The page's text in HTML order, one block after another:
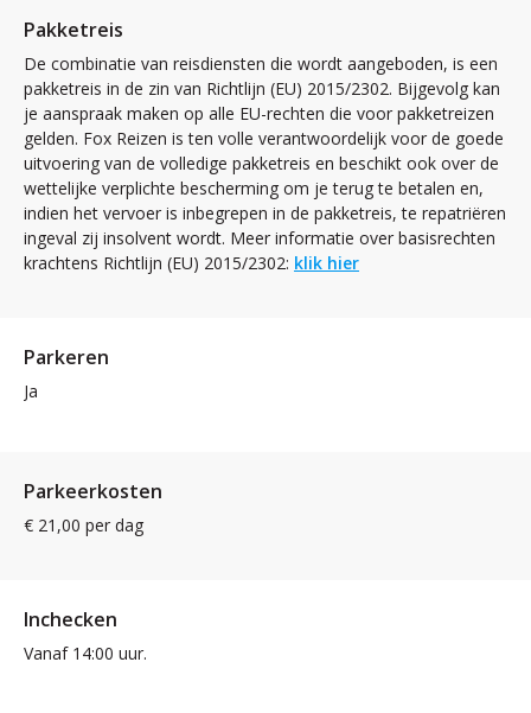
Pakketreis
De combinatie van reisdiensten die wordt aangeboden, is een
pakketreis in de zin van Richtlijn (EU) 2015/2302. Bijgevolg kan
je aanspraak maken op alle EU-rechten die voor pakketreizen
gelden. Fox Reizen is ten volle verantwoordelijk voor de goede
uitvoering van de volledige pakketreis en beschikt ook over de
wettelijke verplichte bescherming om je terug te betalen en,
indien het vervoer is inbegrepen in de pakketreis, te repatriëren
ingeval zij insolvent wordt. Meer informatie over basisrechten
krachtens Richtlijn (EU) 2015/2302: klik hier
Parkeren
Ja
Parkeerkosten
€ 21,00 per dag
Inchecken
Vanaf 14:00 uur.